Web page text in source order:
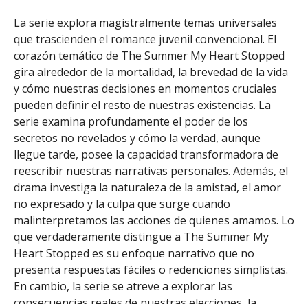
La serie explora magistralmente temas universales
que trascienden el romance juvenil convencional. El
corazón temático de The Summer My Heart Stopped
gira alrededor de la mortalidad, la brevedad de la vida
y cómo nuestras decisiones en momentos cruciales
pueden definir el resto de nuestras existencias. La
serie examina profundamente el poder de los
secretos no revelados y cómo la verdad, aunque
llegue tarde, posee la capacidad transformadora de
reescribir nuestras narrativas personales. Además, el
drama investiga la naturaleza de la amistad, el amor
no expresado y la culpa que surge cuando
malinterpretamos las acciones de quienes amamos. Lo
que verdaderamente distingue a The Summer My
Heart Stopped es su enfoque narrativo que no
presenta respuestas fáciles o redenciones simplistas.
En cambio, la serie se atreve a explorar las